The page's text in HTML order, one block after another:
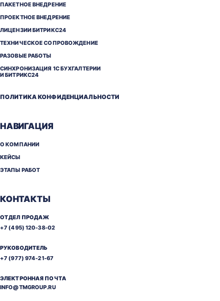
ПАКЕТНОЕ ВНЕДРЕНИЕ
ПРОЕКТНОЕ ВНЕДРЕНИЕ
ЛИЦЕНЗИИ БИТРИКС24
ТЕХНИЧЕСКОЕ СОПРОВОЖДЕНИЕ
РАЗОВЫЕ РАБОТЫ
СИНХРОНИЗАЦИЯ 1С БУХГАЛТЕРИИ
И БИТРИКС24
ПОЛИТИКА КОНФИДЕНЦИАЛЬНОСТИ
НАВИГАЦИЯ
О КОМПАНИИ
КЕЙСЫ
ЭТАПЫ РАБОТ
КОНТАКТЫ
ОТДЕЛ ПРОДАЖ
+7 (495) 120-38-02
РУКОВОДИТЕЛЬ
+7 (977) 974-21-67
ЭЛЕКТРОННАЯ ПОЧТА
INFO@TMGROUP.RU